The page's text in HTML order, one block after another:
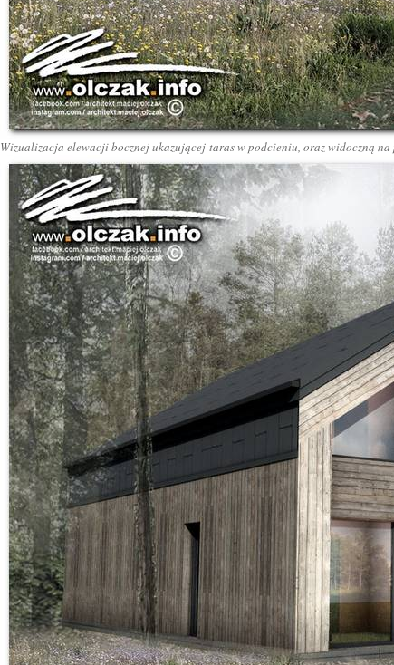
Wizualizacja elewacji bocznej ukazującej taras w podcieniu, oraz widoczną na